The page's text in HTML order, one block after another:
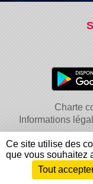
Charte
Informations
Envie de participer ?
Ce site utilise des
que vous souhaitez
Tout